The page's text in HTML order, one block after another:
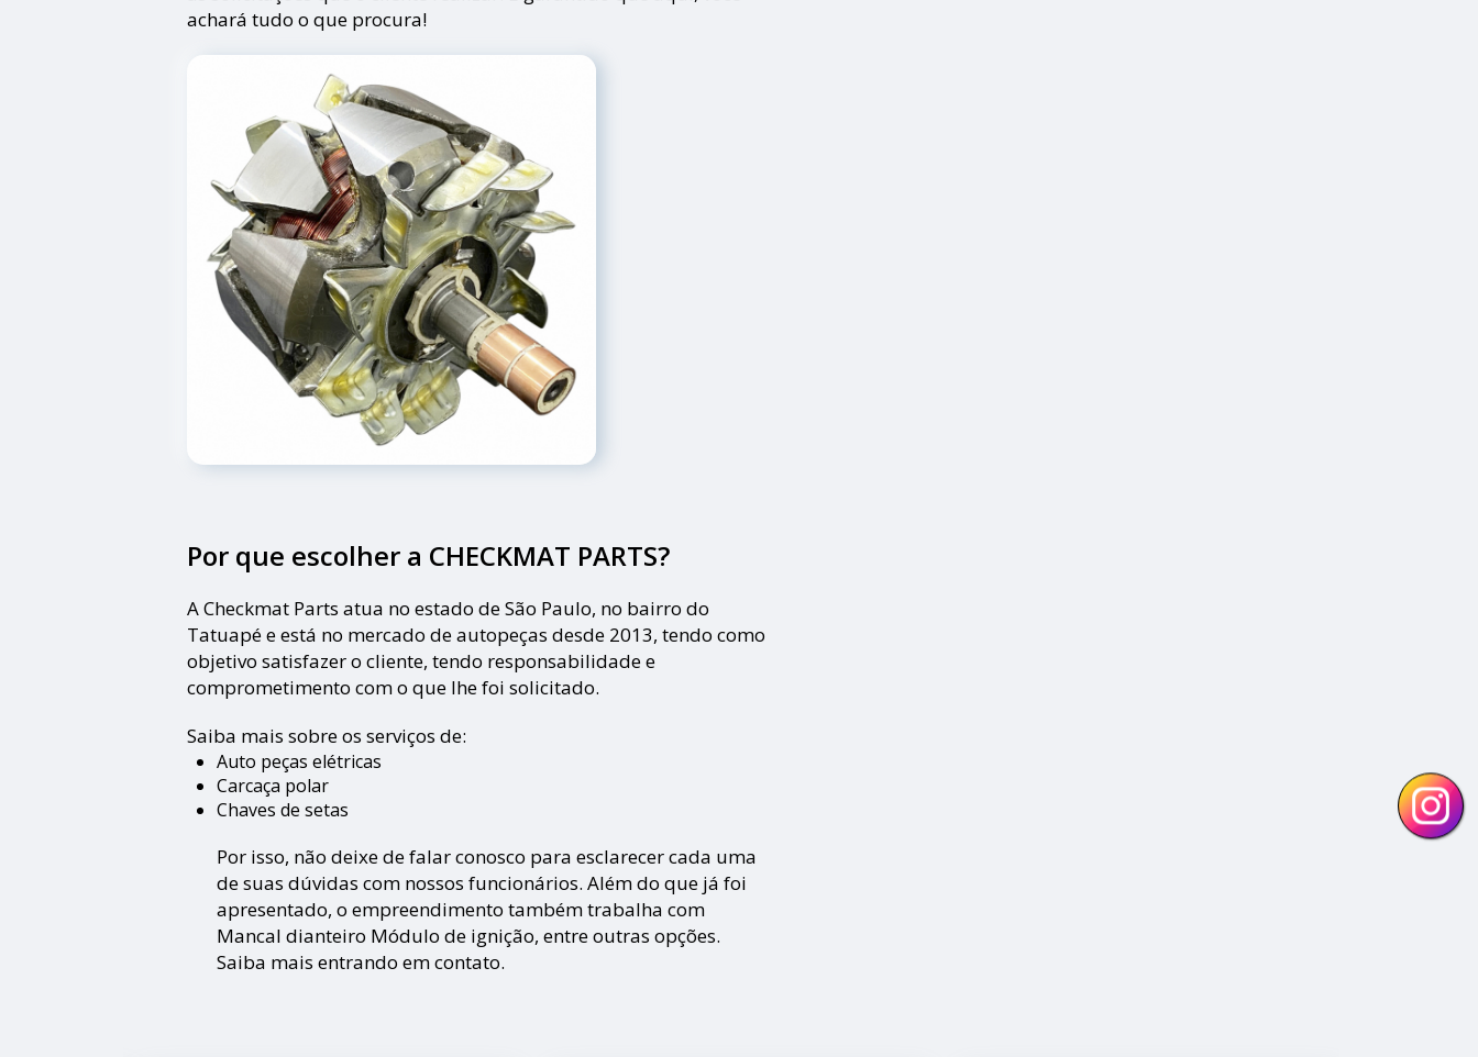
achará tudo o que procura!
Por que escolher a CHECKMAT PARTS?
A Checkmat Parts atua no estado de São Paulo, no bairro do
Tatuapé e está no mercado de autopeças desde 2013, tendo como
objetivo satisfazer o cliente, tendo responsabilidade e
comprometimento com o que lhe foi solicitado.
Saiba mais sobre os serviços de:
Auto peças elétricas
Carcaça polar
Chaves de setas
Por isso, não deixe de falar conosco para esclarecer cada uma
de suas dúvidas com nossos funcionários. Além do que já foi
apresentado, o empreendimento também trabalha com
Mancal dianteiro Módulo de ignição, entre outras opções.
Saiba mais entrando em contato.